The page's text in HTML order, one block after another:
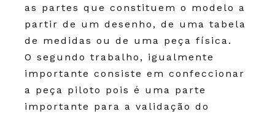
as partes que constituem o modelo a
partir de um desenho, de uma tabela
de medidas ou de uma peça física.
O segundo trabalho, igualmente
importante consiste em confeccionar
a peça piloto pois é uma parte
importante para a validação do